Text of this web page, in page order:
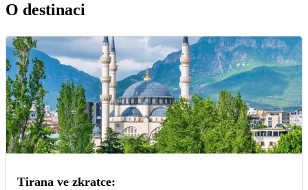
O destinaci
Tirana ve zkratce: